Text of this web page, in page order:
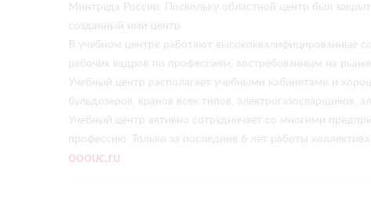
Минтруда России. Поскольку областной центр был
созданный ими центр.
В учебном центре работают высококвалифицированные
рабочих кадров по профессиям, востребованным на
Учебный центр располагает учебными кабинетами и
бульдозеров, кранов всех типов, электрогазосварщиков,
Учебный центр активно сотрудничает со многими
профессию. Только за последние 6 лет работы
ooouc.ru